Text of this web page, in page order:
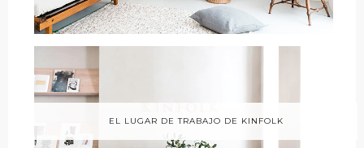
EL LUGAR DE TRABAJO DE KINFOLK